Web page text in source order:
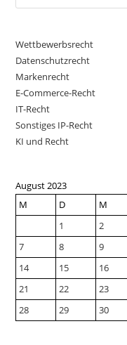
Wettbewerbsrecht
Datenschutzrecht
Markenrecht
E-Commerce-Recht
IT-Recht
Sonstiges IP-Recht
KI und Recht
August 2023
M
D M
1
2
7
8 9
14
15 16
21
22 23
28
29 30